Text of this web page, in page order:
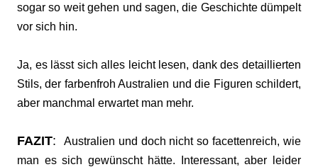
sogar so weit gehen und sagen, die Geschichte dümpelt
vor sich hin.
Ja, es lässt sich alles leicht lesen, dank des detaillierten
Stils, der farbenfroh Australien und die Figuren schildert,
aber manchmal erwartet man mehr.
FAZIT:
Australien und doch nicht so facettenreich, wie
man es sich gewünscht hätte. Interessant, aber leider